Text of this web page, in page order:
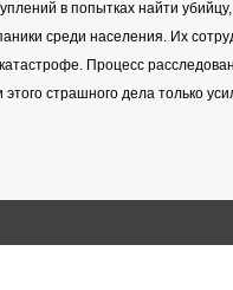
в попытках найти
среди населения. Их
Процесс
страшного дела только